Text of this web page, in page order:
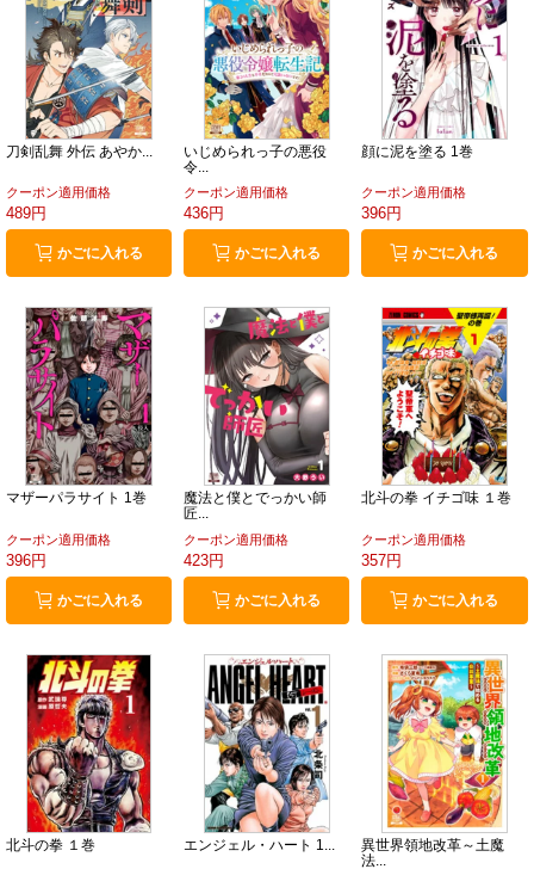
刀剣乱舞 外伝 あやか...
クーポン適用価格
489円
かごに入れる
いじめられっ子の悪役
令...
クーポン適用価格
436円
かごに入れる
顔に泥を塗る 1巻
クーポン適用価格
396円
かごに入れる
マザーパラサイト 1巻
クーポン適用価格
396円
かごに入れる
魔法と僕とでっかい師
匠...
クーポン適用価格
423円
かごに入れる
北斗の拳 イチゴ味 １巻
クーポン適用価格
357円
かごに入れる
北斗の拳 １巻 エンジェル・ハート 1...
異世界領地改革～土魔
法...